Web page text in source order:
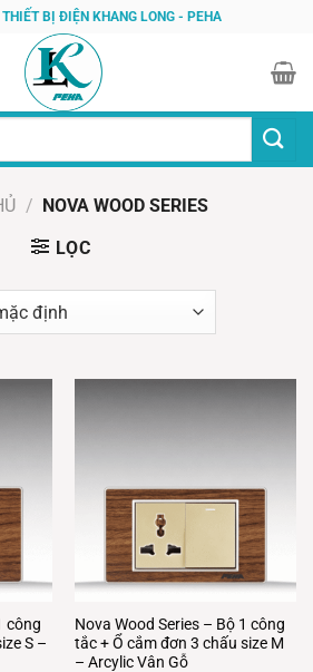
THIẾT BỊ ĐIỆN KHANG LONG - PEHA
/ NOVA WOOD SERIES
LỌC
công
S –
Nova Wood Series – Bộ 1 công
tắc + Ổ cắm đơn 3 chấu size M
– Arcylic Vân Gỗ